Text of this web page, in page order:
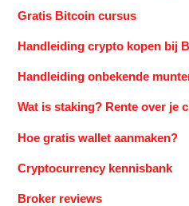
Gratis Bitcoin cursus
Handleiding crypto kopen bij
Handleiding onbekende
Wat is staking? Rente over je
Hoe gratis wallet aanmaken?
Cryptocurrency kennisbank
Broker reviews